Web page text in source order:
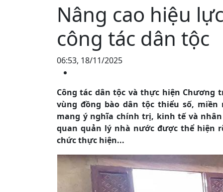
Nâng cao hiệu
công tác dân tộc
06:53, 18/11/2025
Công tác dân tộc và thực hiện
vùng đồng bào dân tộc thiểu số,
mang ý nghĩa chính trị, kinh tế và nhân
quan quản lý nhà nước được thể hiện
chức thực hiện...